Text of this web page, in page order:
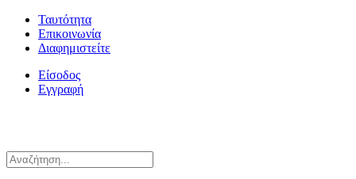
Ταυτότητα
Επικοινωνία
Διαφημιστείτε
Είσοδος
Εγγραφή